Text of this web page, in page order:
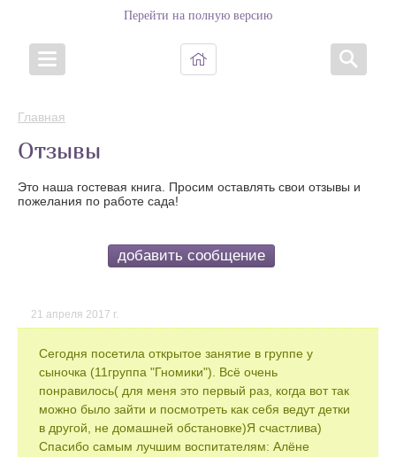
Перейти на полную версию
Главная
Отзывы
Это наша гостевая книга. Просим оставлять свои отзывы и
пожелания по работе сада!
добавить сообщение
21 апреля 2017 г.
Сегодня посетила открытое занятие в группе у
сыночка (11группа "Гномики"). Всё очень
понравилось( для меня это первый раз, когда вот так
можно было зайти и посмотреть как себя ведут детки
в другой, не домашней обстановке)Я счастлива)
Спасибо самым лучшим воспитателям: Алёне